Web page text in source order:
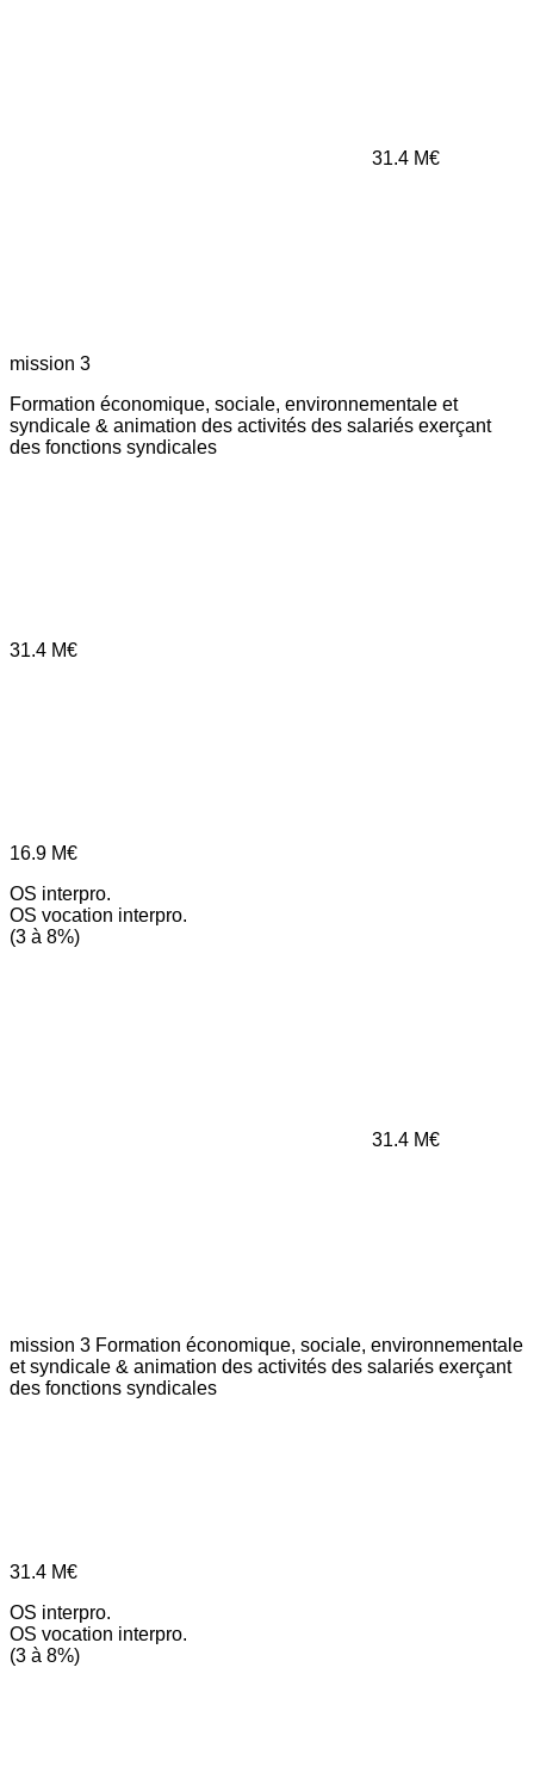
31.4 M€
mission 3
Formation économique, sociale, environnementale et
syndicale & animation des activités des salariés exerçant
des fonctions syndicales
31.4 M€
16.9 M€
OS interpro.
OS vocation interpro.
(3 à 8%)
31.4 M€
mission 3 Formation économique, sociale, environnementale
et syndicale & animation des activités des salariés exerçant
des fonctions syndicales
31.4 M€
OS interpro.
OS vocation interpro.
(3 à 8%)